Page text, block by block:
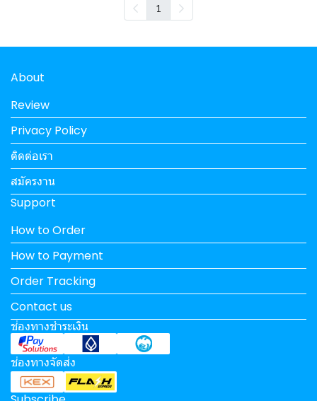
1
About
Review
Privacy Policy
ติดต่อเรา
สมัครงาน
Support
How to Order
How to Payment
Order Tracking
Contact us
ช่องทางชำระเงิน
ช่องทางจัดส่ง